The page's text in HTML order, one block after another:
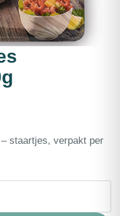
staartjes, verpakt per